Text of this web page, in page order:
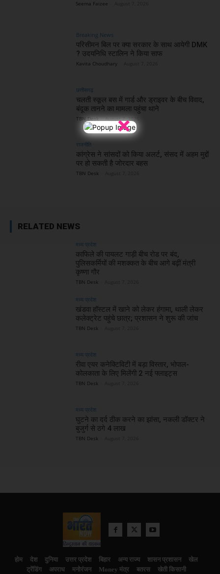
×
Seema Faizee
Breaking News
परिसीमन बिल पर क्या सरकार के साथ आयेगी DMK
? उदयनिधि स्टालिन ने किया साफ
Kavita Choudhary
छत्तीसगढ़
चलती स्कूल बस में गार्ड और ड्राइवर के बीच विवाद,
बंदूक तानने का मामला पहुंचा थाने
TBN Desk - August 7, 2026
राजनीति
कांग्रेस ने सांसदों को किया अलर्ट, संसद में अहम मुद्दों
पर हो सकती है जोरदार बहस
TBN Desk
RELATED NEWS
मध्य प्रदेश
काफिले की पायलट गाड़ी बीच रोड पर बंद,
पुलिसकर्मियों की मशक्कत के बीच आगे बढ़ीं मंत्री
कृष्णा गौर
TBN Desk
मध्य प्रदेश
खंडवा हॉस्टल में खाने को लेकर हंगामा, थाली लेकर
कलेक्ट्रेट पहुंचे छात्र; प्रशासन ने शुरू की जांच
TBN Desk
मध्य प्रदेश
रीवा एयर कनेक्टिविटी में बड़ा विस्तार, भोपाल-
कोलकाता के लिए मिलेंगी 2 नई फ्लाइट्स
TBN Desk
मध्य प्रदेश
घुटने का दर्द ठीक करने का झांसा, नकली डॉक्टर ने
बुजुर्ग से ठगे 4 लाख
TBN Desk
होम देश दुनिया उत्तर प्रदेश बिहार अन्य राज्य शासन प्रशासन
खेल
ट्रेंडिंग
अपराध मनोरंजन Money मंत्र बतरस
खेती किसानी